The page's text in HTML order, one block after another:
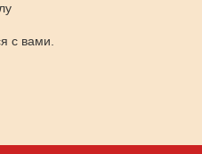
с вами.